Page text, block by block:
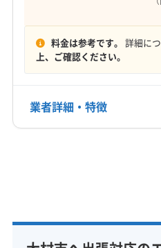
0957-56-8208
公式サイトを見る
料金は参考です。 詳細につ
上、ご確認ください。
業者詳細・特徴